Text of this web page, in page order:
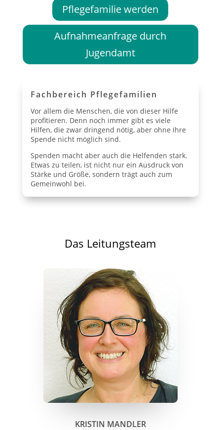
Pflegefamilie werden
Aufnahmeanfrage durch
Jugendamt
Fachbereich Pflegefamilien
Vor allem die Menschen, die von dieser Hilfe
profitieren. Denn noch immer gibt es viele
Hilfen, die zwar dringend nötig, aber ohne Ihre
Spende nicht möglich sind.
Spenden macht aber auch die Helfenden stark.
Etwas zu teilen, ist nicht nur ein Ausdruck von
Stärke und Größe, sondern trägt auch zum
Gemeinwohl bei.
Das Leitungsteam
KRISTIN MANDLER